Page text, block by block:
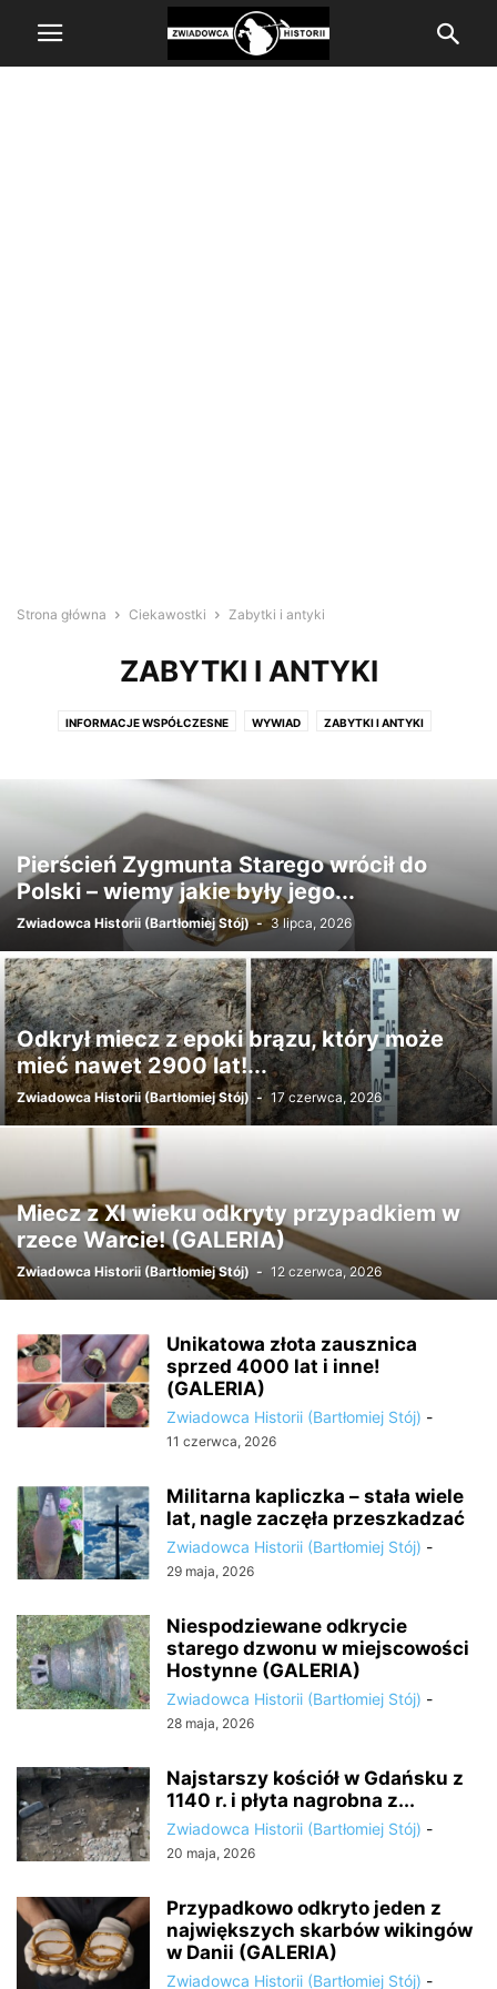
Strona główna Ciekawostki Zabytki i antyki
ZABYTKI I ANTYKI
INFORMACJE WSPÓŁCZESNE WYWIAD ZABYTKI I ANTYKI
Pierścień Zygmunta Starego wrócił do
Polski – wiemy jakie były jego...
Zwiadowca Historii (Bartłomiej Stój) - 3 lipca, 2026
Odkrył miecz z epoki brązu, który może
mieć nawet 2900 lat!...
Zwiadowca Historii (Bartłomiej Stój) - 17 czerwca, 2026
Miecz z XI wieku odkryty przypadkiem w
rzece Warcie! (GALERIA)
Zwiadowca Historii (Bartłomiej Stój) - 12 czerwca, 2026
Unikatowa złota zausznica
sprzed 4000 lat i inne!
(GALERIA)
Zwiadowca Historii (Bartłomiej Stój) -
11 czerwca, 2026
Militarna kapliczka – stała wiele
lat, nagle zaczęła przeszkadzać
Zwiadowca Historii (Bartłomiej Stój) -
29 maja, 2026
Niespodziewane odkrycie
starego dzwonu w miejscowości
Hostynne (GALERIA)
Zwiadowca Historii (Bartłomiej Stój) -
28 maja, 2026
Najstarszy kościół w Gdańsku z
1140 r. i płyta nagrobna z...
Zwiadowca Historii (Bartłomiej Stój) -
20 maja, 2026
Przypadkowo odkryto jeden z
największych skarbów wikingów
w Danii (GALERIA)
Zwiadowca Historii (Bartłomiej Stój) -